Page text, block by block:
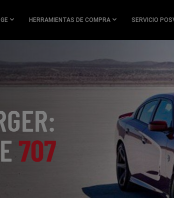
HERRAMIENTAS DE COMPRA SERVICIO
707